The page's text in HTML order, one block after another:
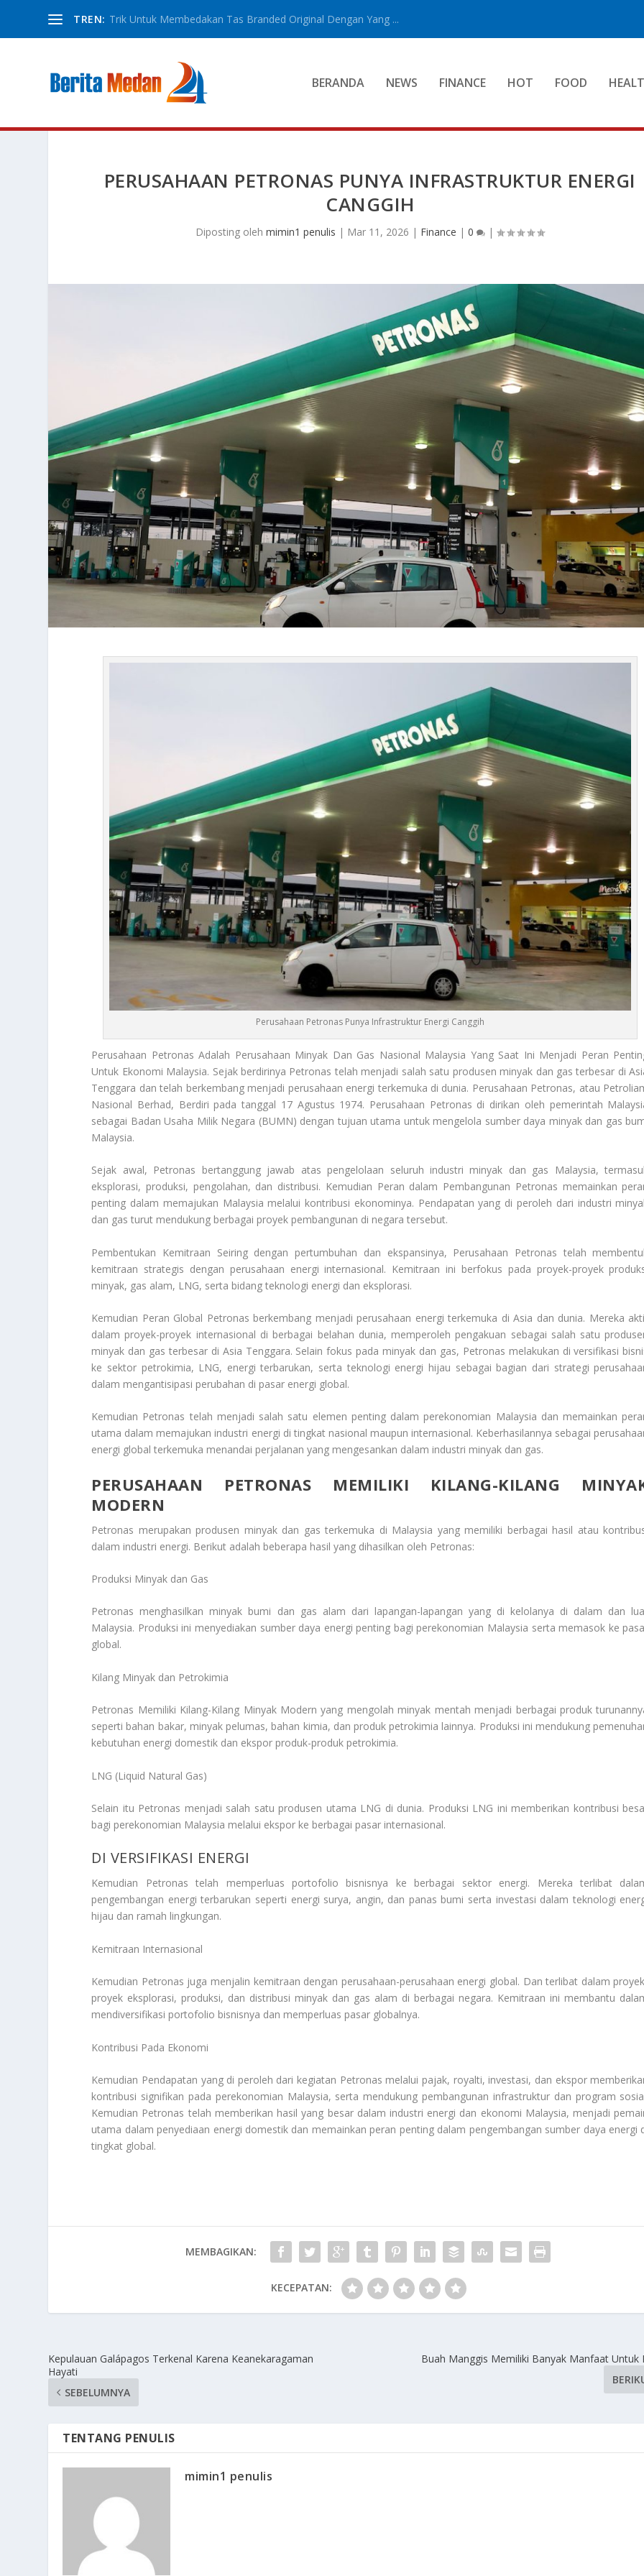
TREN: Trik Untuk Membedakan Tas Branded Original Dengan Yang ...
BERANDA NEWS FINANCE HOT FOOD
PERUSAHAAN PETRONAS PUNYA INFRASTRUKTUR ENERGI
CANGGIH
Diposting olehmimin1 penulis | Mar 11, 2026 | Finance |0 |
Perusahaan Petronas Punya Infrastruktur Energi Canggih
Perusahaan Petronas Adalah Perusahaan Minyak Dan Gas Nasional Malaysia Yang Saat Ini Menjadi Peran
Untuk Ekonomi Malaysia. Sejak berdirinya Petronas telah menjadi salah satu produsen minyak dan gas terbesar di
Tenggara dan telah berkembang menjadi perusahaan energi terkemuka di dunia. Perusahaan Petronas, atau
Nasional Berhad, Berdiri pada tanggal 17 Agustus 1974. Perusahaan Petronas di dirikan oleh pemerintah
sebagai Badan Usaha Milik Negara (BUMN) dengan tujuan utama untuk mengelola sumber daya minyak dan gas
Malaysia.
Sejak awal, Petronas bertanggung jawab atas pengelolaan seluruh industri minyak dan gas Malaysia,
eksplorasi, produksi, pengolahan, dan distribusi. Kemudian Peran dalam Pembangunan Petronas memainkan
penting dalam memajukan Malaysia melalui kontribusi ekonominya. Pendapatan yang di peroleh dari industri
dan gas turut mendukung berbagai proyek pembangunan di negara tersebut.
Pembentukan Kemitraan Seiring dengan pertumbuhan dan ekspansinya, Perusahaan Petronas telah
kemitraan strategis dengan perusahaan energi internasional. Kemitraan ini berfokus pada proyek-proyek
minyak, gas alam, LNG, serta bidang teknologi energi dan eksplorasi.
Kemudian Peran Global Petronas berkembang menjadi perusahaan energi terkemuka di Asia dan dunia. Mereka
dalam proyek-proyek internasional di berbagai belahan dunia, memperoleh pengakuan sebagai salah satu
minyak dan gas terbesar di Asia Tenggara. Selain fokus pada minyak dan gas, Petronas melakukan di versifikasi
ke sektor petrokimia, LNG, energi terbarukan, serta teknologi energi hijau sebagai bagian dari strategi
dalam mengantisipasi perubahan di pasar energi global.
Kemudian Petronas telah menjadi salah satu elemen penting dalam perekonomian Malaysia dan memainkan
utama dalam memajukan industri energi di tingkat nasional maupun internasional. Keberhasilannya sebagai
energi global terkemuka menandai perjalanan yang mengesankan dalam industri minyak dan gas.
PERUSAHAAN PETRONAS MEMILIKI KILANG-KILANG
MODERN
Petronas merupakan produsen minyak dan gas terkemuka di Malaysia yang memiliki berbagai hasil atau
dalam industri energi. Berikut adalah beberapa hasil yang dihasilkan oleh Petronas:
Produksi Minyak dan Gas
Petronas menghasilkan minyak bumi dan gas alam dari lapangan-lapangan yang di kelolanya di dalam dan
Malaysia. Produksi ini menyediakan sumber daya energi penting bagi perekonomian Malaysia serta memasok ke
global.
Kilang Minyak dan Petrokimia
Petronas Memiliki Kilang-Kilang Minyak Modern yang mengolah minyak mentah menjadi berbagai produk
seperti bahan bakar, minyak pelumas, bahan kimia, dan produk petrokimia lainnya. Produksi ini mendukung
kebutuhan energi domestik dan ekspor produk-produk petrokimia.
LNG (Liquid Natural Gas)
Selain itu Petronas menjadi salah satu produsen utama LNG di dunia. Produksi LNG ini memberikan kontribusi
bagi perekonomian Malaysia melalui ekspor ke berbagai pasar internasional.
DI VERSIFIKASI ENERGI
Kemudian Petronas telah memperluas portofolio bisnisnya ke berbagai sektor energi. Mereka terlibat
pengembangan energi terbarukan seperti energi surya, angin, dan panas bumi serta investasi dalam teknologi
hijau dan ramah lingkungan.
Kemitraan Internasional
Kemudian Petronas juga menjalin kemitraan dengan perusahaan-perusahaan energi global. Dan terlibat dalam
proyek eksplorasi, produksi, dan distribusi minyak dan gas alam di berbagai negara. Kemitraan ini membantu
mendiversifikasi portofolio bisnisnya dan memperluas pasar globalnya.
Kontribusi Pada Ekonomi
Kemudian Pendapatan yang di peroleh dari kegiatan Petronas melalui pajak, royalti, investasi, dan ekspor
kontribusi signifikan pada perekonomian Malaysia, serta mendukung pembangunan infrastruktur dan program
Kemudian Petronas telah memberikan hasil yang besar dalam industri energi dan ekonomi Malaysia, menjadi
utama dalam penyediaan energi domestik dan memainkan peran penting dalam pengembangan sumber daya energi
tingkat global.
MEMBAGIKAN:
KECEPATAN:
Kepulauan Galápagos Terkenal Karena Keanekaragaman
Hayati
SEBELUMNYA
Buah Manggis Memiliki Banyak Manfaat Untuk
TENTANG PENULIS
mimin1 penulis